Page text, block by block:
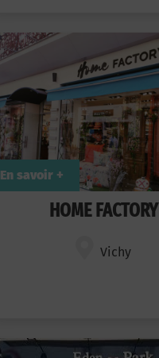
HOME FACTORY
Vichy
En savoir +